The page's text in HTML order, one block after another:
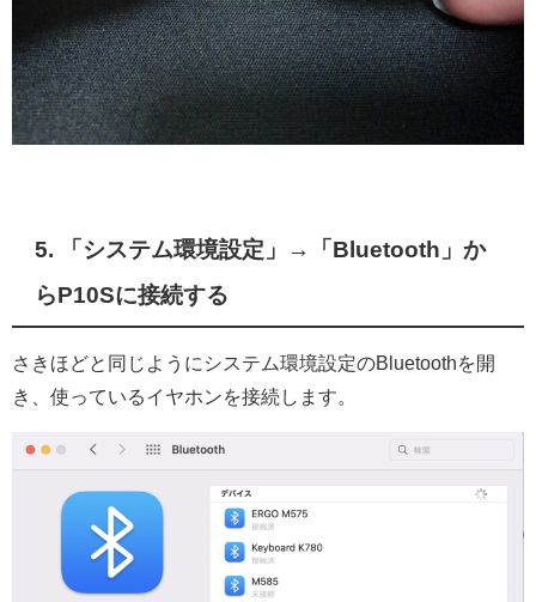
5. 「システム環境設定」→「Bluetooth」か
らP10Sに接続する
さきほどと同じようにシステム環境設定のBluetoothを開
き、使っているイヤホンを接続します。